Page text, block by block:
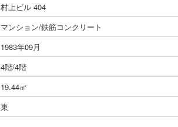
村上ビル 404
マンション/鉄筋コンクリート
1983年09月
4階/4階
19.44㎡
東